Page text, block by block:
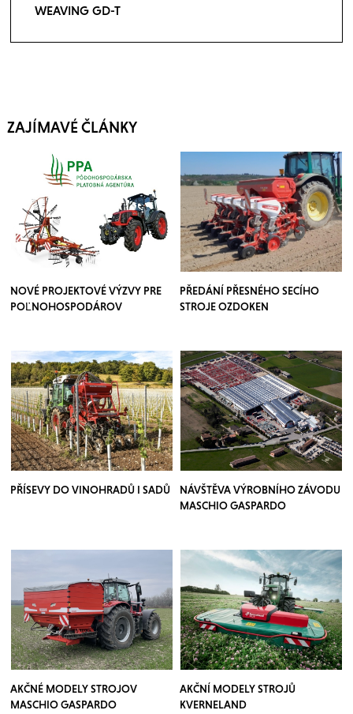
WEAVING GD-T
ZAJÍMAVÉ ČLÁNKY
NOVÉ PROJEKTOVÉ VÝZVY PRE
POĽNOHOSPODÁROV
PŘEDÁNÍ PŘESNÉHO SECÍHO
STROJE OZDOKEN
PŘÍSEVY DO VINOHRADŮ I SADŮ
NÁVŠTĚVA VÝROBNÍHO ZÁVODU
MASCHIO GASPARDO
AKČNÉ MODELY STROJOV
MASCHIO GASPARDO
AKČNÍ MODELY STROJŮ
KVERNELAND